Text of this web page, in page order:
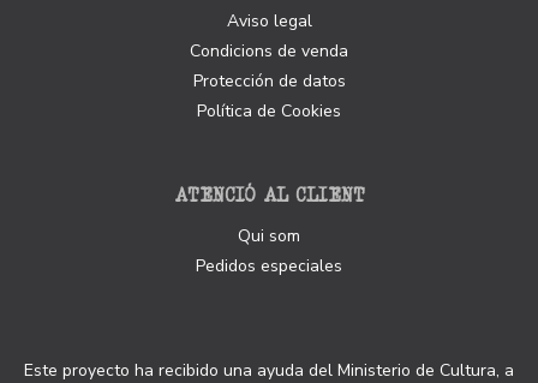
Aviso legal
Condicions de venda
Protección de datos
Política de Cookies
ATENCIÓ AL CLIENT
Qui som
Pedidos especiales
Este proyecto ha recibido una ayuda del Ministerio de Cultura, a